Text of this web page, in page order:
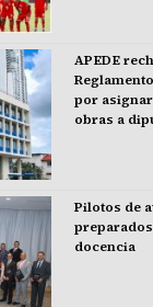
APEDE
por
obras a
Pilotos de
docencia